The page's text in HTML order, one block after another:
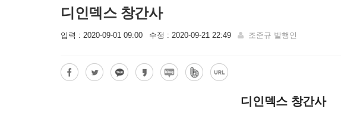
디인덱스 창간사
입력 : 2020-09-01 09:00 수정 : 2020-09-21 22:49 조준규 발행인
디인덱스 창간사